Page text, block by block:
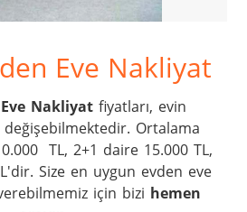
Eve Nakliyat
Nakliyat fiyatları, evin
Ortalama
TL, 2+1 daire 15.000 TL,
Size en uygun evden eve
için bizi hemen